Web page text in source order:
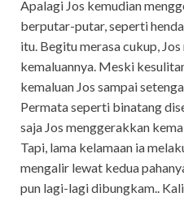
Apalagi Jos kemudian
berputar-putar, seperti
itu. Begitu merasa cukup,
kemaluannya. Meski
kemaluan Jos sampai
Permata seperti binatang
saja Jos menggerakkan
Tapi, lama kelamaan ia
mengalir lewat kedua
pun lagi-lagi dibungkam.. Kali